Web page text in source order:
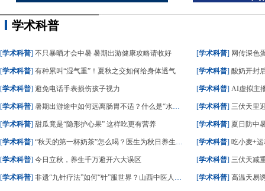
学术科普
[学术科普] 不只暴晒才会中暑 暑期出游健康攻略请收好
[学术科普] 有种累叫“湿气重”！夏秋之交如何给身体透气
[学术科普] 避免电话手表损伤孩子视力
[学术科普] 暑期出游途中如何远离肠胃不适？什么是“水土不服”？一文了解
[学术科普] 甜瓜竟是“隐形护心果” 这样吃更有营养
[学术科普] “秋天的第一杯奶茶”怎么喝？医生为秋日养生饮食划重点
[学术科普] 今日立秋，养生千万避开六大误区
[学术科普] 非遗“九针疗法”如何“针”服世界？山西中医人这样答
[学术科普] 网传深色蛋
[学术科普] 酸奶开封
[学术科普] AI虚拟主播
[学术科普] 三伏天里
[学术科普] 夏日防中
[学术科普] 吃小麦+
[学术科普] 三伏天减重
[学术科普] 高温天易